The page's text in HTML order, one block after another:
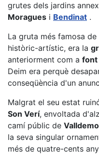
grutes dels jardins
Moragues i Bendinat .
La gruta més famosa
històric-artístic, era la
anteriorment com a font
Deim era perquè
conseqüència d'un
Malgrat el seu estat
Son Verí, envoltada
camí públic de
la seva singular
més de quatre-cents